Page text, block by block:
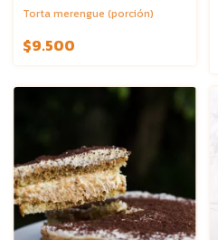
Torta merengue (porción)
$9.500